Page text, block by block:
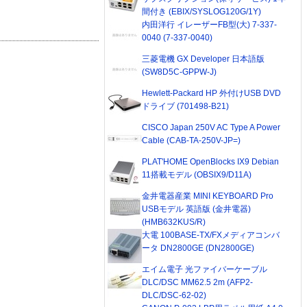
間付き (EBIX/SYSLOG120G/1Y)
内田洋行 イレーザーFB型(大) 7-337-
0040 (7-337-0040)
三菱電機 GX Developer 日本語版
(SW8D5C-GPPW-J)
Hewlett-Packard HP 外付けUSB DVD
ドライブ (701498-B21)
CISCO Japan 250V AC Type A Power
Cable (CAB-TA-250V-JP=)
PLAT'HOME OpenBlocks IX9 Debian
11搭載モデル (OBSIX9/D11A)
金井電器産業 MINI KEYBOARD Pro
USBモデル 英語版 (金井電器)
(HMB632KUS/R)
大電 100BASE-TX/FXメディアコンバ
ータ DN2800GE (DN2800GE)
エイム電子 光ファイバーケーブル
DLC/DSC MM62.5 2m (AFP2-
DLC/DSC-62-02)